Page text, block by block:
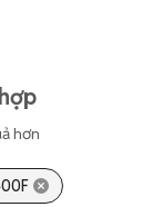
hơn